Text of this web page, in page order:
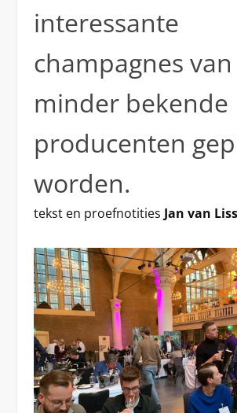
interessante
champagnes
minder bekende
producenten
worden.
tekst en proefnotities Jan van